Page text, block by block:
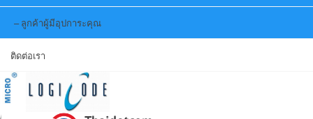
ลูกค้าผู้มีอุปการะคุณ
ติดต่อเรา